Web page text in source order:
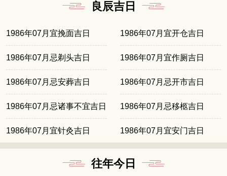
良辰吉日
1986年07月宜挽面吉日 1986年07月宜开仓吉日
1986年07月忌剃头吉日 1986年07月宜作厕吉日
1986年07月忌安葬吉日 1986年07月忌开市吉日
1986年07月忌诸事不宜吉日 1986年07月忌移柩吉日
1986年07月宜针灸吉日 1986年07月宜安门吉日
往年今日